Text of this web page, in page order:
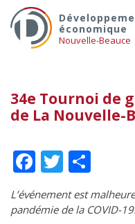
content
économique
Nouvelle-Beauce
34e Tournoi de
de La Nouvelle-
Facebook
Twitter
L’événement est
pandémie de la COVID-